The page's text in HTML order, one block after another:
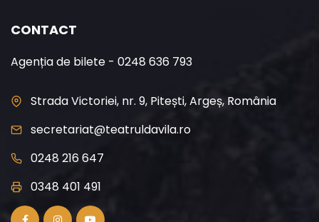
CONTACT
Agenția de bilete - 0248 636 793
Strada Victoriei, nr. 9, Pitești, Argeș, România
secretariat@teatruldavila.ro
0248 216 647
0348 401 491